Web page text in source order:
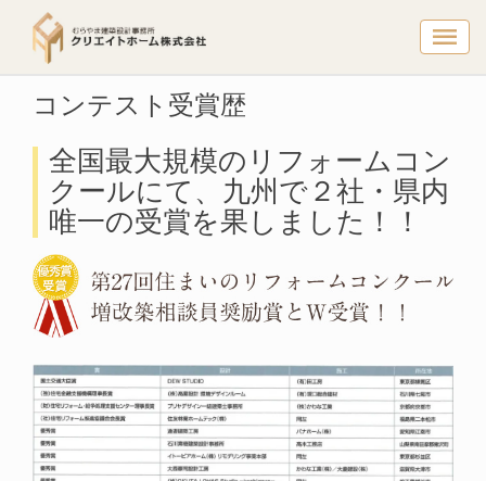
コンテス
トップページ
コンテスト受賞歴
全国最大規模のリフォームコン
クールにて、九州で２社・県内
唯一の受賞を果しました！！